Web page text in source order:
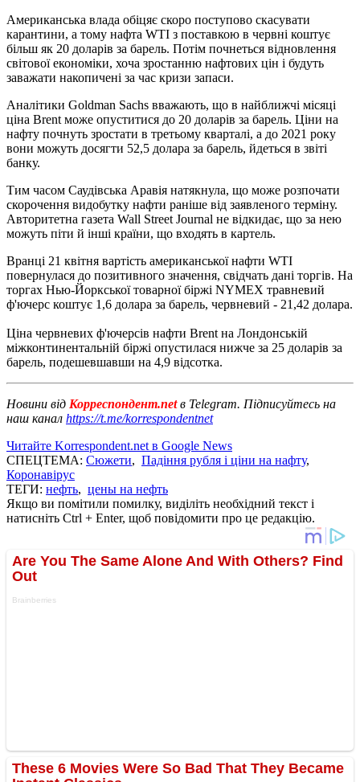
Американська влада обіцяє скоро поступово скасувати
карантини, а тому нафта WTI з поставкою в червні коштує
більш як 20 доларів за барель. Потім почнеться відновлення
світової економіки, хоча зростанню нафтових цін і будуть
заважати накопичені за час кризи запаси.
Аналітики Goldman Sachs вважають, що в найближчі місяці
ціна Brent може опуститися до 20 доларів за барель. Ціни на
нафту почнуть зростати в третьому кварталі, а до 2021 року
вони можуть досягти 52,5 долара за барель, йдеться в звіті
банку.
Тим часом Саудівська Аравія натякнула, що може розпочати
скорочення видобутку нафти раніше від заявленого терміну.
Авторитетна газета Wall Street Journal не відкидає, що за нею
можуть піти й інші країни, що входять в картель.
Вранці 21 квітня вартість американської нафти WTI
повернулася до позитивного значення, свідчать дані торгів. На
торгах Нью-Йоркської товарної біржі NYMEX травневий
ф'ючерс коштує 1,6 долара за барель, червневий - 21,42 долара.
Ціна червневих ф'ючерсів нафти Brent на Лондонській
міжконтинентальній біржі опустилася нижче за 25 доларів за
барель, подешевшавши на 4,9 відсотка.
Новини від Корреспондент.netв Telegram. Підписуйтесь на
наш канал https://t.me/korrespondentnet
Читайте Korrespondent.net в Google News
СПЕЦТЕМА: Сюжети, Падіння рубля і ціни на нафту,
Коронавірус
ТЕГИ: нефть, цены на нефть
Якщо ви помітили помилку, виділіть необхідний текст і
натисніть Ctrl + Enter, щоб повідомити про це редакцію.